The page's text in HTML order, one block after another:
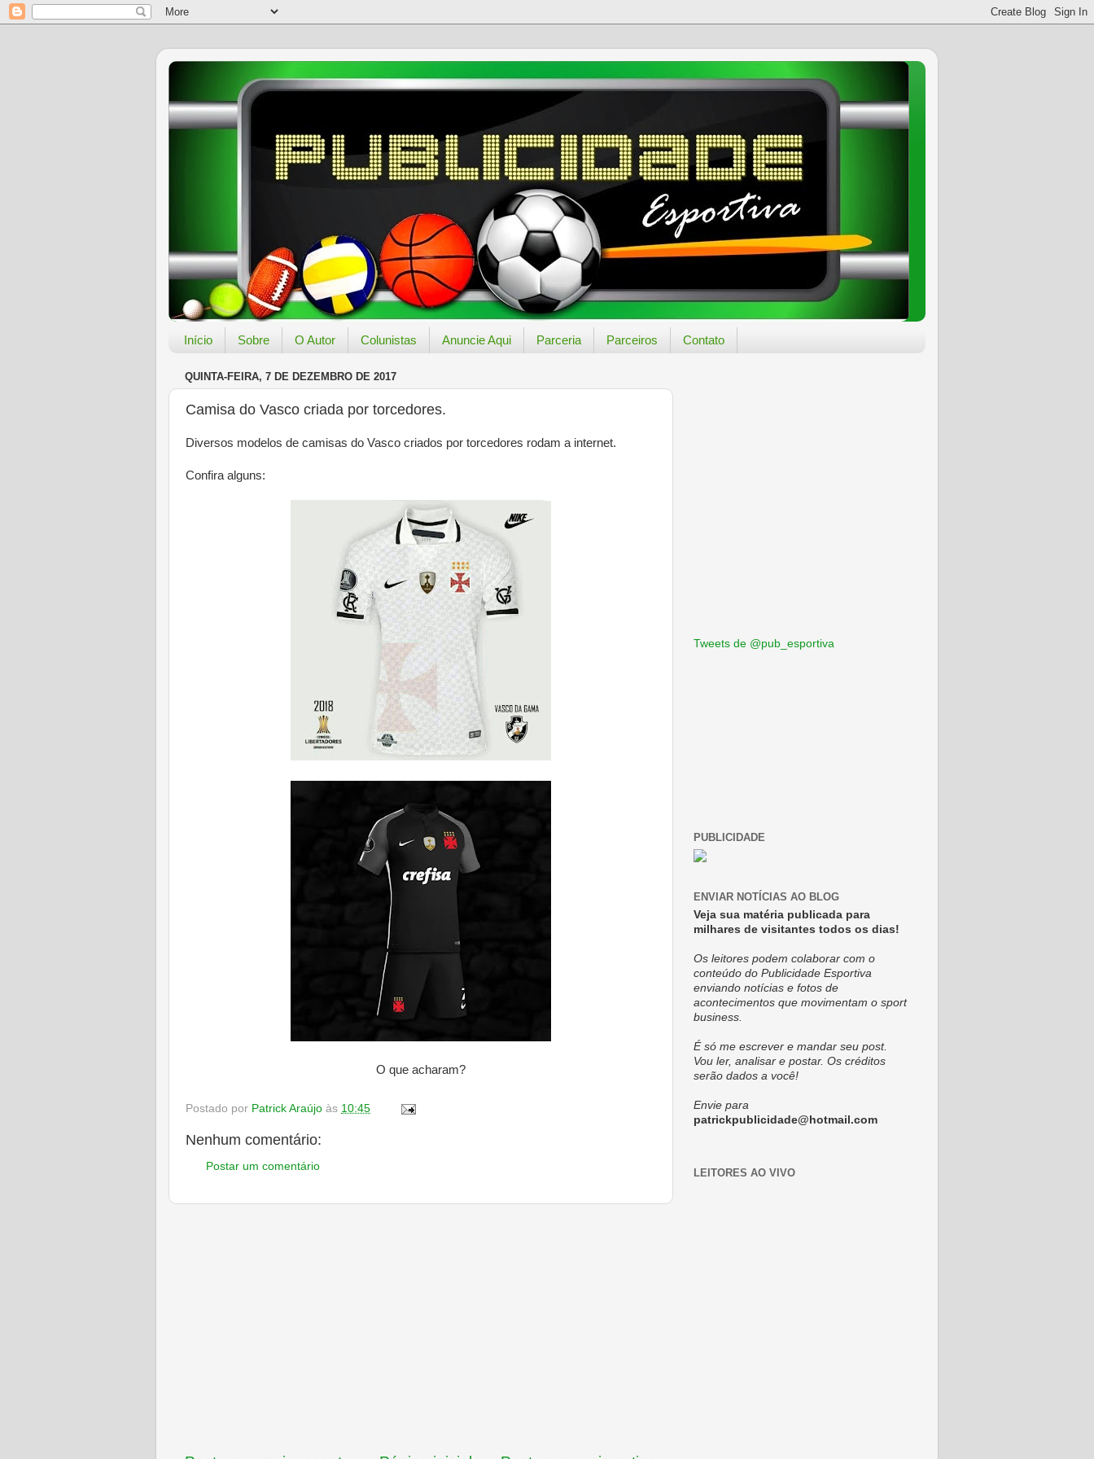
Início Sobre O Autor Colunistas Anuncie Aqui Parceria Parceiros Contato
QUINTA-FEIRA, 7 DE DEZEMBRO DE 2017
Camisa do Vasco criada por torcedores.
Diversos modelos de camisas do Vasco criados por torcedores rodam a internet.
Confira alguns:
O que acharam?
Postado por Patrick Araújo às 10:45
Nenhum comentário:
Postar um comentário
Tweets de @pub_esportiva
PUBLICIDADE
ENVIAR NOTÍCIAS AO BLOG
Veja sua matéria publicada para
milhares de visitantes todos os dias!
Os leitores podem colaborar com o
conteúdo do Publicidade Esportiva
enviando notícias e fotos de
acontecimentos que movimentam o sport
business.
É só me escrever e mandar seu post.
Vou ler, analisar e postar. Os créditos
serão dados a você!
Envie para
patrickpublicidade@hotmail.com
LEITORES AO VIVO